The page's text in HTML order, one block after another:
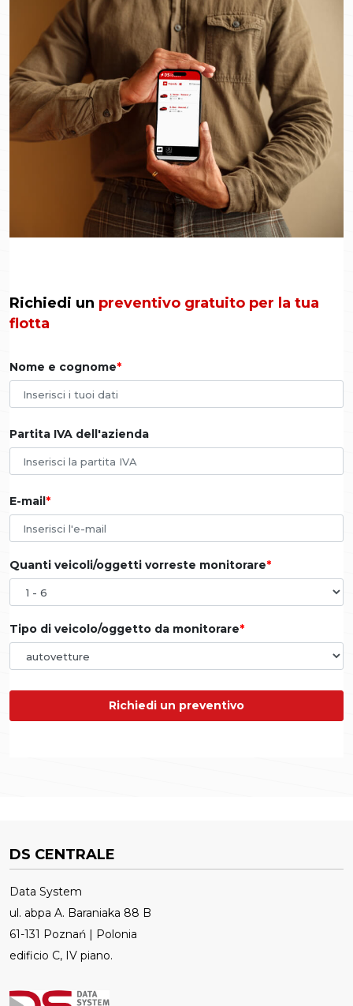
Richiedi un preventivo gratuito per la tua
flotta
Nome e cognome
Partita IVA dell'azienda
E-mail
Quanti veicoli/oggetti vorreste monitorare
Tipo di veicolo/oggetto da monitorare
Richiedi un preventivo
DS CENTRALE
Data System
ul. abpa A. Baraniaka 88 B
61-131 Poznań | Polonia
edificio C, IV piano.